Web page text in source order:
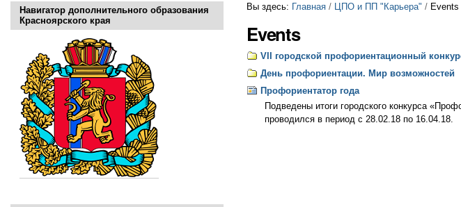
Вы здесь: Главная / ЦПО и ПП "Карьера" / Events
Events
VII городской профориентационный
День профориентации. Мир возможностей
Профориентатор года
Подведены итоги городского конкурса
проводился в период с 28.02.18 по 16.04.18.
Навигатор дополнительного образования
Красноярского края